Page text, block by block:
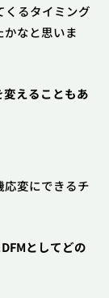
くるタイミング
なと思いま
えることもあ
応変にできるチ
としてどの